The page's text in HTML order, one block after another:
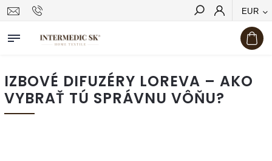
EUR
Hľadať
IZBOVÉ DIFUZÉRY LOREVA – AKO
VYBRAŤ TÚ SPRÁVNU VÔŇU?